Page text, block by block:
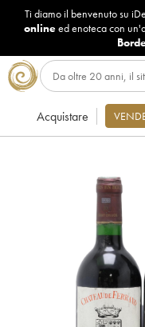
Ti diamo il benvenuto su
onlineed enoteca con
Acquistare